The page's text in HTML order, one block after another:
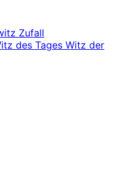
Zufall
des Tages Witz der